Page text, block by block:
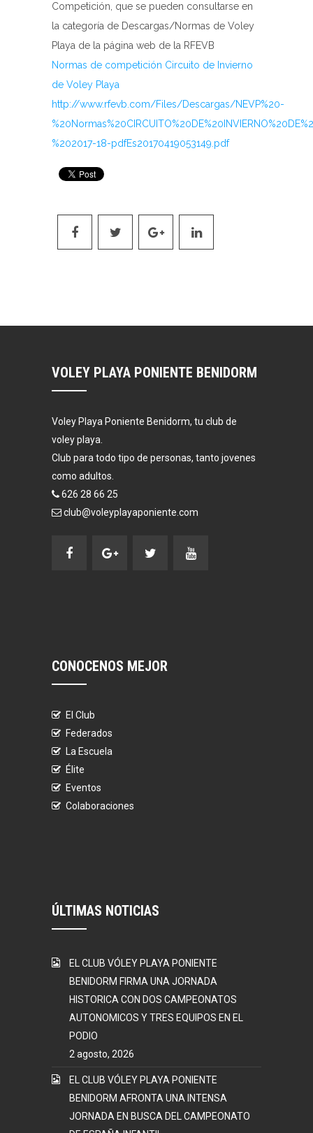
Competición, que se pueden consultarse en
la categoría de Descargas/Normas de Voley
Playa de la página web de la RFEVB
Normas de competición Circuito de Invierno
de Voley Playa
http://www.rfevb.com/Files/Descargas/NEVP%20-
%202017-18-pdfEs20170419053149.pdf
VOLEY PLAYA PONIENTE BENIDORM
Voley Playa Poniente Benidorm, tu club de
voley playa.
Club para todo tipo de personas, tanto jovenes
como adultos.
626 28 66 25
club@voleyplayaponiente.com
CONOCENOS MEJOR
El Club
Federados
La Escuela
Élite
Eventos
Colaboraciones
ÚLTIMAS NOTICIAS
EL CLUB VÓLEY PLAYA PONIENTE
BENIDORM FIRMA UNA JORNADA
HISTORICA CON DOS CAMPEONATOS
AUTONOMICOS Y TRES EQUIPOS EN EL
PODIO
2 agosto, 2026
EL CLUB VÓLEY PLAYA PONIENTE
BENIDORM AFRONTA UNA INTENSA
JORNADA EN BUSCA DEL CAMPEONATO